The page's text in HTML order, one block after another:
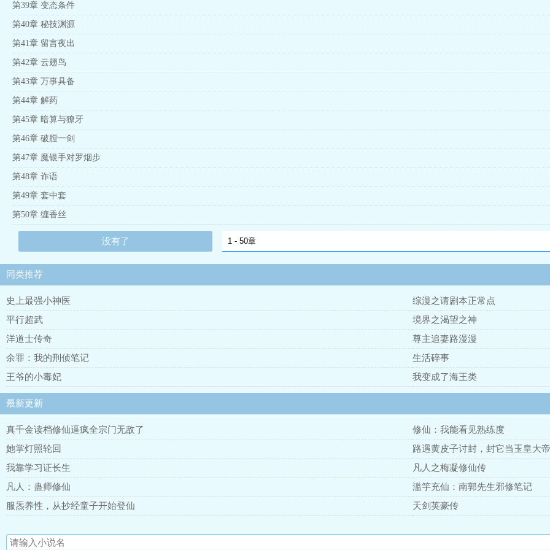
第39章 变态条件
第40章 秘技渊源
第41章 留言夜出
第42章 云翅鸟
第43章 万事具备
第44章 解药
第45章 暗算与獠牙
第46章 破膛一剑
第47章 魔银手对罗烟步
第48章 诈语
第49章 套中套
第50章 缠香丝
没有了
同类推荐
史上最强小神医
综漫之请剧本正常点
平行超武
境界之渴望之神
洋道士传奇
尊主追妻路漫漫
余罪：我的刑侦笔记
生活碎事
王爷的小毒妃
我变成了海王类
最新更新
真千金读档修仙逼疯全宗门无敌了
修仙：我能看见熟练度
她掌灯照轮回
路遇黄皮子讨封，封它当玉皇大帝
我靠学习证长生
凡人之梅凝修仙传
凡人：蛊师修仙
滥竽充仙：南郭先生邪修笔记
服炁养性，从抄经童子开始登仙
天剑英豪传